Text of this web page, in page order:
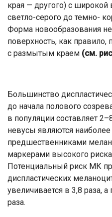
края — другого) с широкой
светло-серого до темно-
Форма новообразования
поверхность, как правило,
с размытым краем (см.
Большинство
до начала полового
в популяции составляет
невусы являются
предшественниками
маркерами высокого риска
Потенциальный риск МК
диспластических
увеличивается в 3,8 раза,
раза.